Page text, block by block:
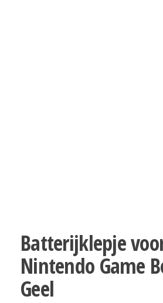
Batterijklepje
Nintendo Game
Geel